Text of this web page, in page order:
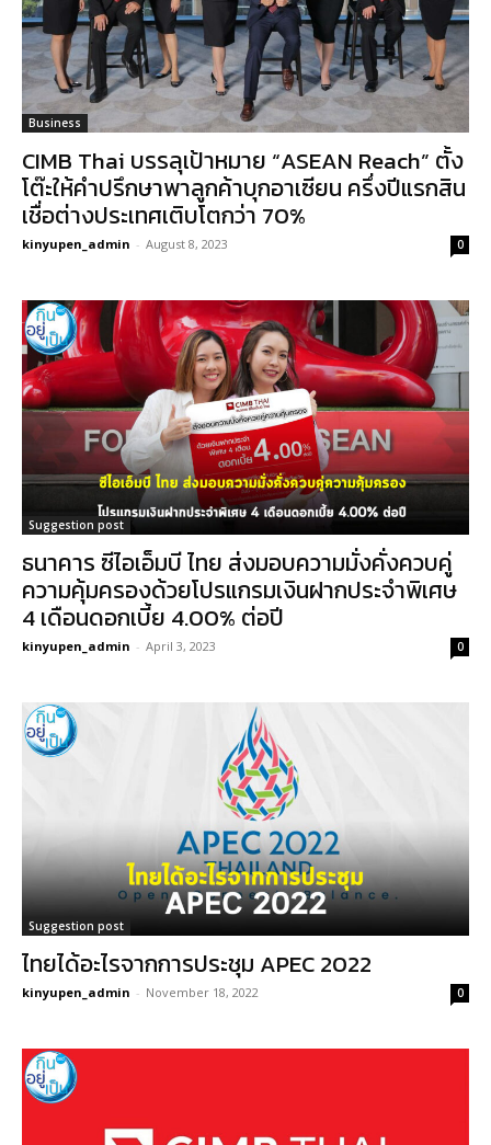
Business
CIMB Thai บรรลุเป้าหมาย “ASEAN Reach” ตั้ง
โต๊ะให้คำปรึกษาพาลูกค้าบุกอาเซียน ครึ่งปีแรกสิน
เชื่อต่างประเทศเติบโตกว่า 70%
kinyupen_admin - August 8, 2023 0
Suggestion post
ธนาคาร ซีไอเอ็มบี ไทย ส่งมอบความมั่งคั่งควบคู่
ความคุ้มครองด้วยโปรแกรมเงินฝากประจำพิเศษ
4 เดือนดอกเบี้ย 4.00% ต่อปี
kinyupen_admin - April 3, 2023 0
Suggestion post
ไทยได้อะไรจากการประชุม APEC 2022
kinyupen_admin - November 18, 2022 0